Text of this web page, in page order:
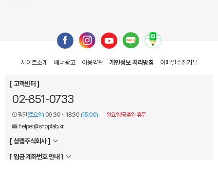
사이트소개 배너광고 이용약관 개인정보 처리방침 이메일수집거부
[ 샵랩주식회사 ]
[ 고객센터 ]
02-851-0733
평일(토요일) 09:30 ~ 18:30 (15:00)
일요일/공휴일 휴무
helper@shoplab.kr
[ 입금 계좌번호 안내 ]